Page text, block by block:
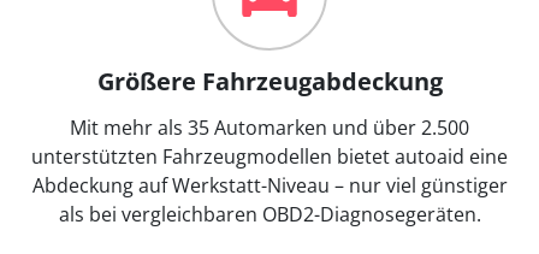
Größere Fahrzeugabdeckung
Mit mehr als 35 Automarken und über 2.500
unterstützten Fahrzeugmodellen bietet autoaid eine
Abdeckung auf Werkstatt-Niveau – nur viel günstiger
als bei vergleichbaren OBD2-Diagnosegeräten.